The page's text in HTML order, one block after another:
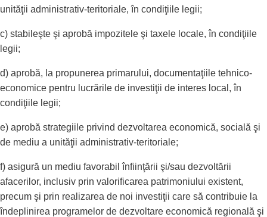
unităţii administrativ-teritoriale, în condiţiile legii;
c) stabileşte şi aprobă impozitele şi taxele locale, în condiţiile
legii;
d) aprobă, la propunerea primarului, documentaţiile tehnico-
economice pentru lucrările de investiţii de interes local, în
condiţiile legii;
e) aprobă strategiile privind dezvoltarea economică, socială şi
de mediu a unităţii administrativ-teritoriale;
f) asigură un mediu favorabil înfiinţării şi/sau dezvoltării
afacerilor, inclusiv prin valorificarea patrimoniului existent,
precum şi prin realizarea de noi investiţii care să contribuie la
îndeplinirea programelor de dezvoltare economică regională şi